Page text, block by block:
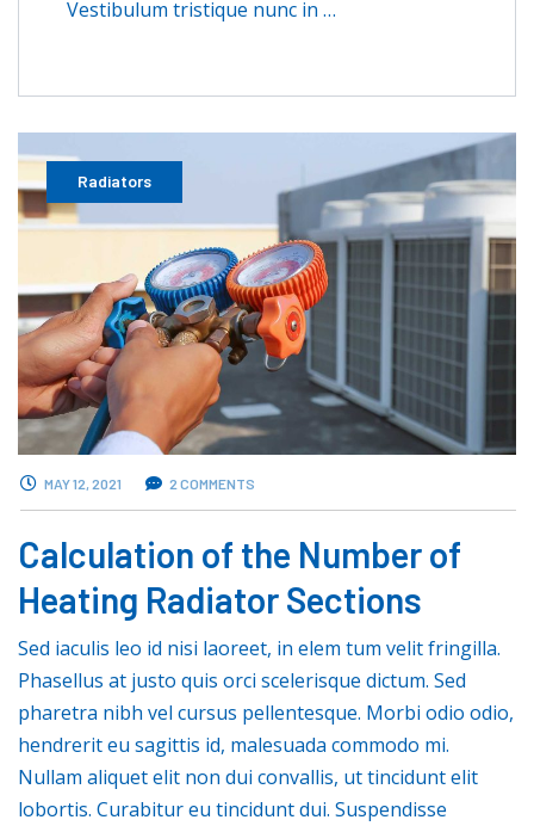
Vestibulum tristique nunc in …
Radiators
MAY 12, 2021 2 COMMENTS
Calculation of the Number of
Heating Radiator Sections
Sed iaculis leo id nisi laoreet, in elem tum velit fringilla.
Phasellus at justo quis orci scelerisque dictum. Sed
pharetra nibh vel cursus pellentesque. Morbi odio odio,
hendrerit eu sagittis id, malesuada commodo mi.
Nullam aliquet elit non dui convallis, ut tincidunt elit
lobortis. Curabitur eu tincidunt dui. Suspendisse